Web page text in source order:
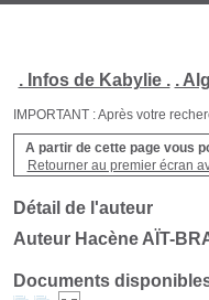
. Infos de Kabylie . .
IMPORTANT : Après votre
A partir de cette page vous
Retourner au premier écran
Détail de l'auteur
Auteur Hacène AÏT-
Documents